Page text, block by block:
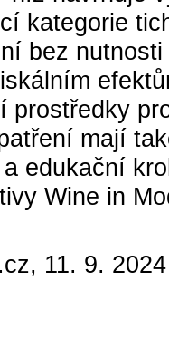
kategorie
bez
prostředky
mají
edukační
Wine in
11. 9. 2024